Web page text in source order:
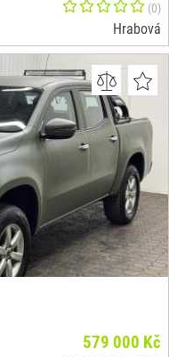
(0)
Hrabová
579 000 Kč